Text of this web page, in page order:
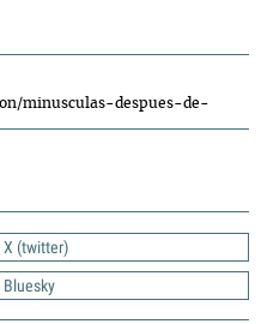
X (twitter)
Bluesky
minusculas-despues-de-